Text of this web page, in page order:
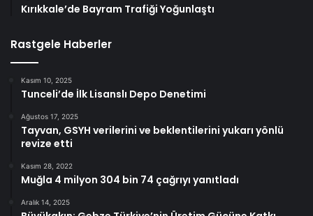
Kırıkkale’de Bayram Trafiği Yoğunlaştı
Rastgele Haberler
Kasım 10, 2025
Tunceli’de İlk Lisanslı Depo Denetimi
Ağustos 17, 2025
Tayvan, GSYH verilerini ve beklentilerini yukarı yönlü
revize etti
Kasım 28, 2022
Muğla 4 milyon 304 bin 74 çağrıyı yanıtladı
Aralık 14, 2025